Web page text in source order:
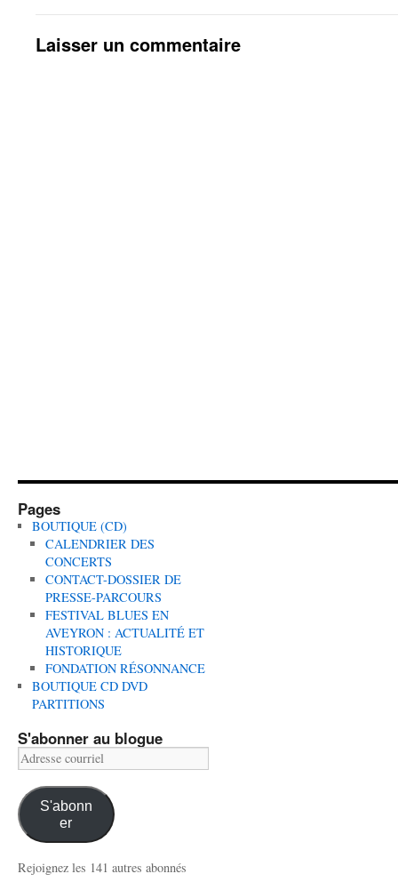
Laisser un commentaire
Pages
BOUTIQUE (CD)
CALENDRIER DES
CONCERTS
CONTACT-DOSSIER DE
PRESSE-PARCOURS
FESTIVAL BLUES EN
AVEYRON : ACTUALITÉ ET
HISTORIQUE
FONDATION RÉSONNANCE
BOUTIQUE CD DVD
PARTITIONS
S'abonner au blogue
Adresse
courriel
S'abonn
er
Rejoignez les 141 autres abonnés